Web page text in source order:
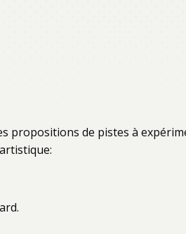
propositions de pistes à